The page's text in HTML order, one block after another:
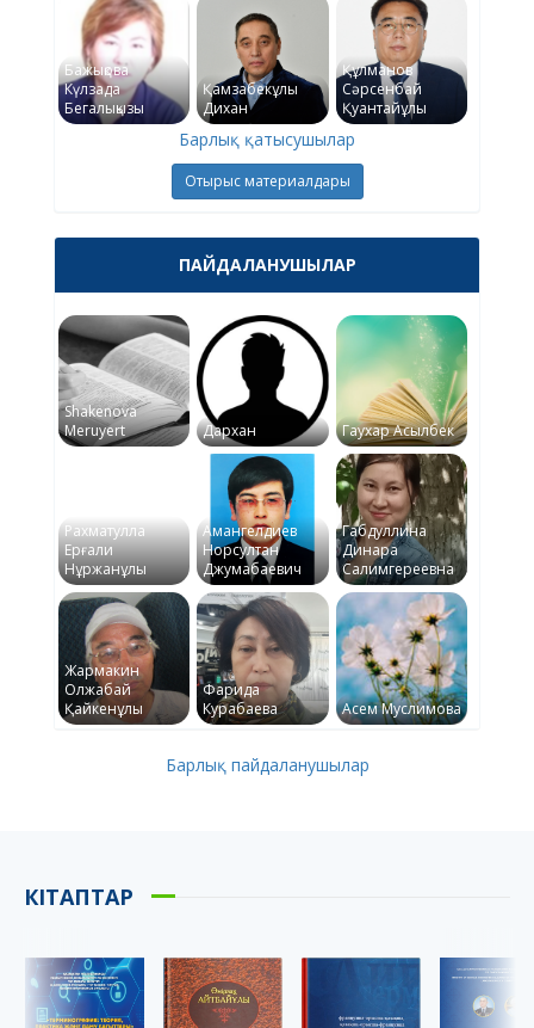
Бажықова
Күлзада
Бегалықызы
Қамзабекұлы
Дихан
Құлманов
Сәрсенбай
Қуантайұлы
Барлық қатысушылар
Отырыс материалдары
ПАЙДАЛАНУШЫЛАР
Shakenova
Meruyert
Дархан Гаухар Асылбек
Рахматулла
Ерғали
Нұржанұлы
Амангелдиев
Норсултан
Джумабаевич
Габдуллина
Динара
Салимгереевна
Жармакин
Олжабай
Қайкенұлы
Фарида
Курабаева
Асем Муслимова
Барлық пайдаланушылар
КІТАПТАР